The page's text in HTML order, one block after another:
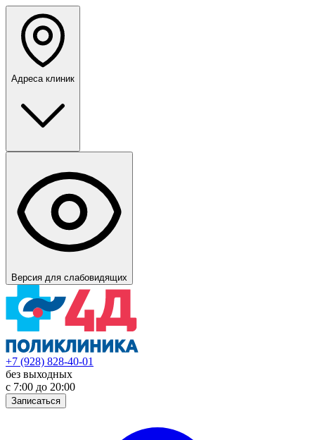
Адреса клиник
Версия для слабовидящих
+7 (928) 828-40-01
без выходных
с 7:00 до 20:00
Записаться